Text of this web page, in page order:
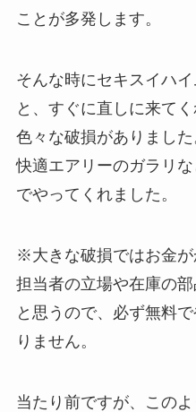
ことが多発します。
そんな時にセキスイハ
と、すぐに直しに来て
色々な破損がありました
快適エアリーのガラリ
でやってくれました。
※大きな破損ではお金が
担当者の立場や在庫の
と思うので、必ず無料
りません。
当たり前ですが、この